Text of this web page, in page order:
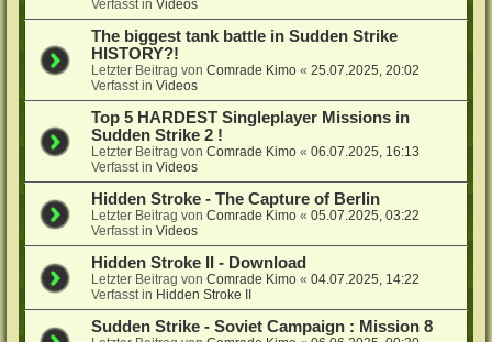
Verfasst inVideos
The biggest tank battle in Sudden Strike
HISTORY?!
Letzter Beitrag vonComrade Kimo «25.07.2025, 20:02
Verfasst inVideos
Top 5 HARDEST Singleplayer Missions in
Sudden Strike 2 !
Letzter Beitrag vonComrade Kimo «06.07.2025, 16:13
Verfasst inVideos
Hidden Stroke - The Capture of Berlin
Letzter Beitrag vonComrade Kimo «05.07.2025, 03:22
Verfasst inVideos
Hidden Stroke II - Download
Letzter Beitrag vonComrade Kimo «04.07.2025, 14:22
Verfasst in Hidden Stroke II
Sudden Strike - Soviet Campaign : Mission 8